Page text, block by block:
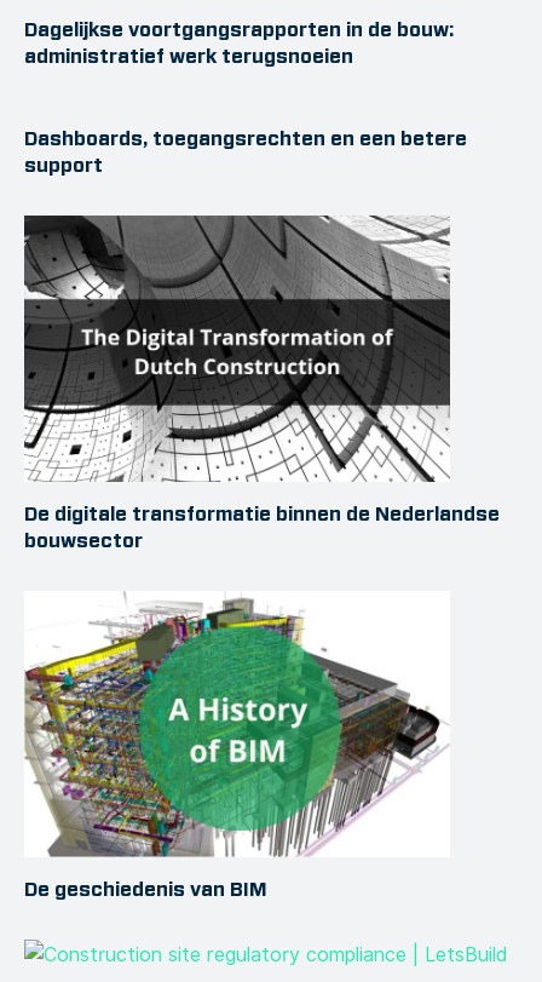
Dagelijkse voortgangsrapporten in de bouw:
administratief werk terugsnoeien
Dashboards, toegangsrechten en een betere
support
De digitale transformatie binnen de Nederlandse
bouwsector
De geschiedenis van BIM